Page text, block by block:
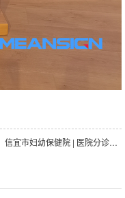
信宜市妇幼保健院 | 医院分诊叫号系统 信息发布系统